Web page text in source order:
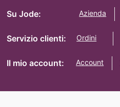
Su Jode: Azienda
Servizio clienti: Ordini
Il mio account: Account